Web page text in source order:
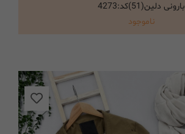
انتخاب گزینه ها
بارونی دلین(51)کد:4273
ناموجود